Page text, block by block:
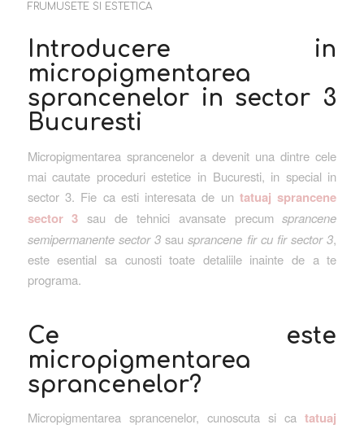
FRUMUSETE SI ESTETICA
Introducere in
micropigmentarea
sprancenelor in sector 3
Bucuresti
Micropigmentarea sprancenelor a devenit una dintre cele
mai cautate proceduri estetice in Bucuresti, in special in
sector 3. Fie ca esti interesata de untatuaj sprancene
sector 3 sau de tehnici avansate precumsprancene
semipermanente sector 3 sausprancene fir cu fir sector 3,
este esential sa cunosti toate detaliile inainte de a te
programa.
Ce este
micropigmentarea
sprancenelor?
Micropigmentarea sprancenelor, cunoscuta si catatuaj